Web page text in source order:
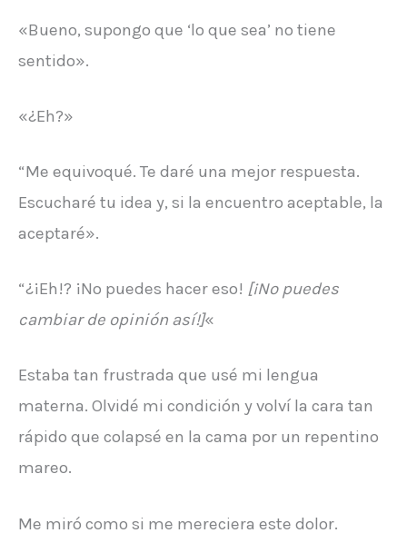
«Bueno, supongo que ‘lo que sea’ no tiene
sentido».
«¿Eh?»
“Me equivoqué. Te daré una mejor respuesta.
Escucharé tu idea y, si la encuentro aceptable, la
aceptaré».
“¿¡Eh!? ¡No puedes hacer eso! [¡No puedes
cambiar de opinión así!]«
Estaba tan frustrada que usé mi lengua
materna. Olvidé mi condición y volví la cara tan
rápido que colapsé en la cama por un repentino
mareo.
Me miró como si me mereciera este dolor.